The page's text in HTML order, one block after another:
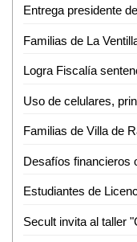
Uso de celulares,
Secult invita al taller